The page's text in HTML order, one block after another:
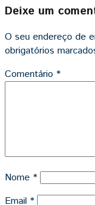
Deixe um
O seu endereço de
obrigatórios
Comentário *
Nome *
Email *